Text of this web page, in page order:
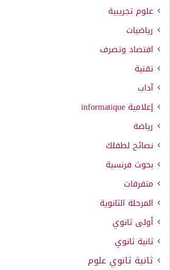
علوم تجريبية
رياضيات
اقتصاد وتصرف
تقنية
آداب
إعلامية informatique
رياضة
نصائح لطفلك
بحوث فرنسية
متفرقات
المرحلة الثانوية
أولى ثانوي
ثانية ثانوي
ثانية ثانوي علوم